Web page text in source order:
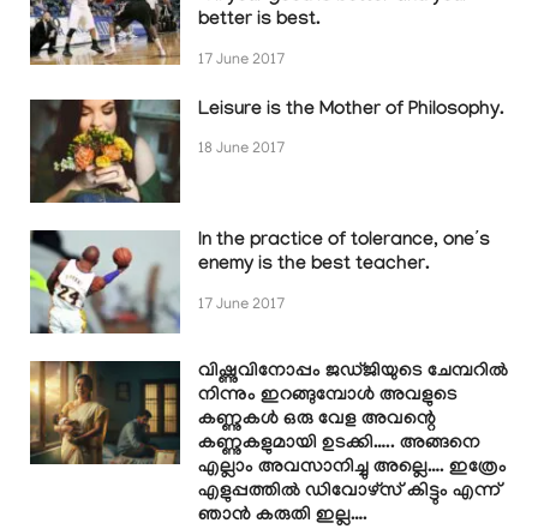
better is best.
17 June 2017
Leisure is the Mother of Philosophy.
18 June 2017
In the practice of tolerance, one’s
enemy is the best teacher.
17 June 2017
വിഷ്ണുവിനോപ്പം ജഡ്ജിയുടെ ചേമ്പറിൽ
നിന്നും ഇറങ്ങുമ്പോൾ അവളുടെ
കണ്ണുകൾ ഒരു വേള അവന്റെ
കണ്ണുകളുമായി ഉടക്കി….. അങ്ങനെ
എല്ലാം അവസാനിച്ചു അല്ലെ…. ഇത്രേം
എളുപ്പത്തിൽ ഡിവോഴ്സ് കിട്ടും എന്ന്
ഞാൻ കരുതി ഇല്ല….